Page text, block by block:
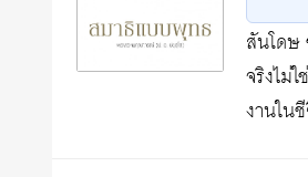
สันโดษ
จริงไม่
งานใน